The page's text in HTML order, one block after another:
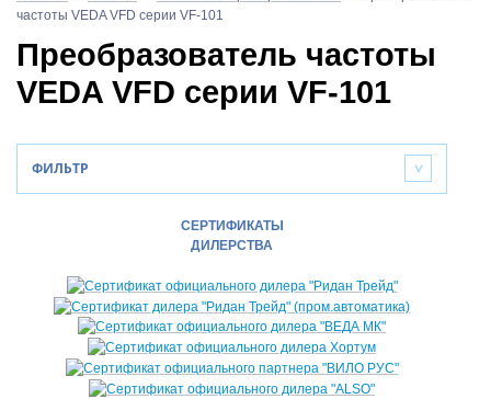
частоты VEDA VFD серии VF-101
Преобразователь частоты
VEDA VFD серии VF-101
ФИЛЬТР >
СЕРТИФИКАТЫ
ДИЛЕРСТВА